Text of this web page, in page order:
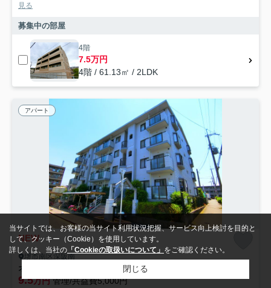
見る
募集中の部屋
4階
7.5万円
4階 / 61.13㎡ / 2LDK
アパート
NEW
堺市南区深阪南
オースター6番館
9.5万円管理/共益費5,000円
当サイトでは、お客様の当サイト利用状況把握、サービス向上検討を目的と
して、クッキー（Cookie）を使用しています。
詳しくは、当社の 「Cookieの取扱いについて」 をご確認ください。
閉じる